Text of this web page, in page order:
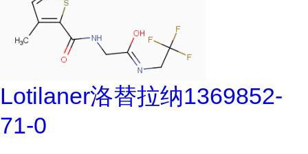
Lotilaner洛替拉纳1369852-
71-0